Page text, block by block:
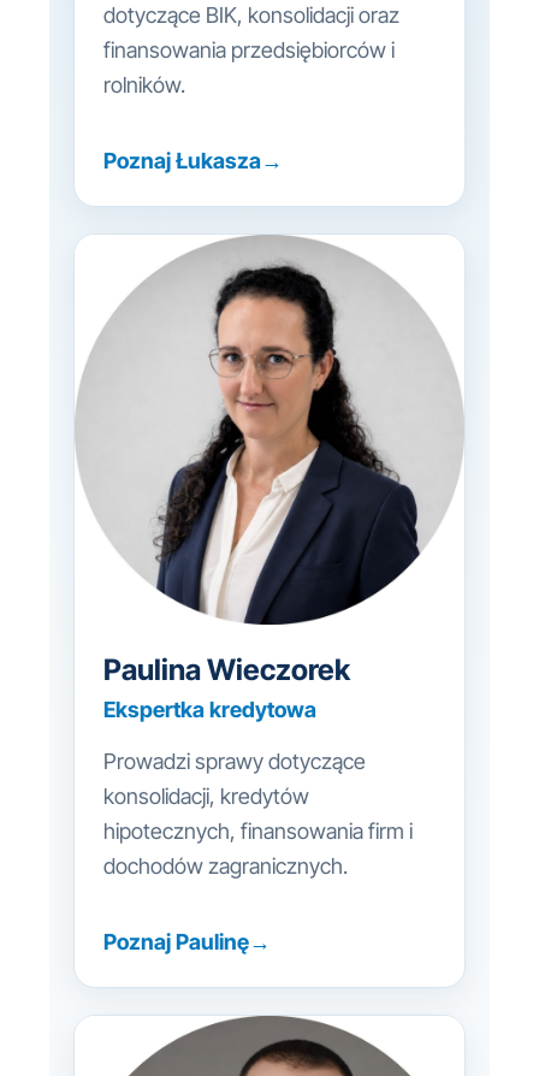
dotyczące BIK, konsolidacji oraz
finansowania przedsiębiorców i
rolników.
Poznaj Łukasza→
Paulina Wieczorek
Ekspertka kredytowa
Prowadzi sprawy dotyczące
konsolidacji, kredytów
hipotecznych, finansowania firm i
dochodów zagranicznych.
Poznaj Paulinę→